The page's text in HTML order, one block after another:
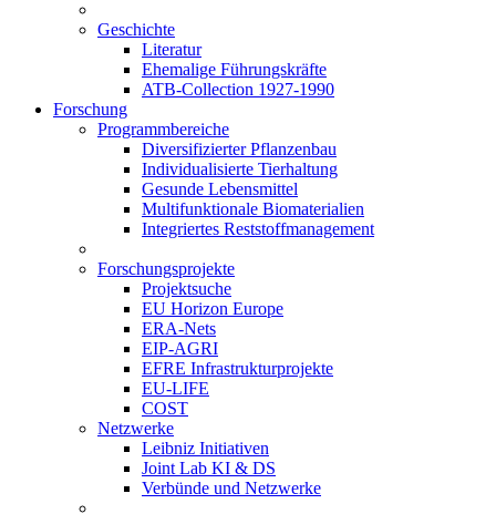
Geschichte
Literatur
Ehemalige Führungskräfte
ATB-Collection 1927-1990
Forschung
Programmbereiche
Diversifizierter Pflanzenbau
Individualisierte Tierhaltung
Gesunde Lebensmittel
Multifunktionale Biomaterialien
Integriertes Reststoffmanagement
Forschungsprojekte
Projektsuche
EU Horizon Europe
ERA-Nets
EIP-AGRI
EFRE Infrastrukturprojekte
EU-LIFE
COST
Netzwerke
Leibniz Initiativen
Joint Lab KI & DS
Verbünde und Netzwerke